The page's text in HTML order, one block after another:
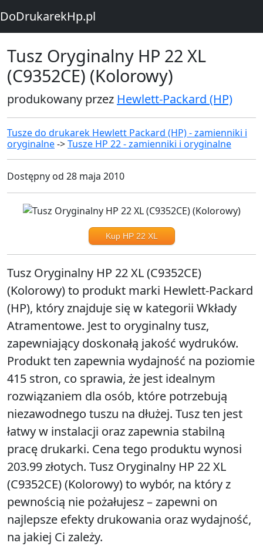
DoDrukarekHp.pl
Tusz Oryginalny HP 22 XL
(C9352CE) (Kolorowy)
produkowany przez Hewlett-Packard (HP)
Tusze do drukarek Hewlett Packard (HP) - zamienniki i
oryginalne->Tusze HP 22 - zamienniki i oryginalne
Dostępny od 28 maja 2010
Kup HP 22 XL
Tusz Oryginalny HP 22 XL (C9352CE)
(Kolorowy) to produkt marki Hewlett-Packard
(HP), który znajduje się w kategorii Wkłady
Atramentowe. Jest to oryginalny tusz,
zapewniający doskonałą jakość wydruków.
Produkt ten zapewnia wydajność na poziomie
415 stron, co sprawia, że jest idealnym
rozwiązaniem dla osób, które potrzebują
niezawodnego tuszu na dłużej. Tusz ten jest
łatwy w instalacji oraz zapewnia stabilną
pracę drukarki. Cena tego produktu wynosi
203.99 złotych. Tusz Oryginalny HP 22 XL
(C9352CE) (Kolorowy) to wybór, na który z
pewnością nie pożałujesz – zapewni on
najlepsze efekty drukowania oraz wydajność,
na jakiej Ci zależy.